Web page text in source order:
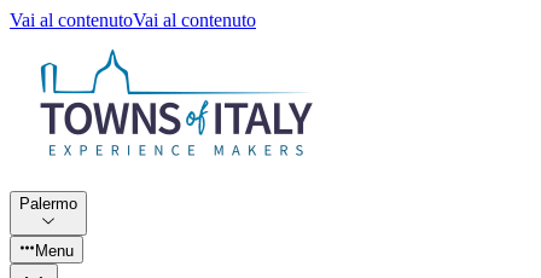
Vai al contenutoVai al contenuto
Palermo
Menu